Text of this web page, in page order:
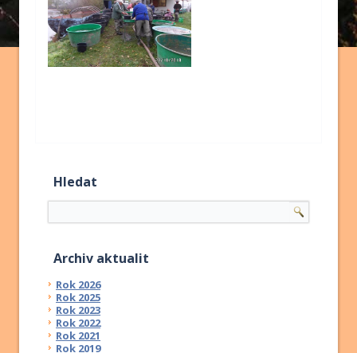
Hledat
Archiv aktualit
Rok 2026
Rok 2025
Rok 2023
Rok 2022
Rok 2021
Rok 2019